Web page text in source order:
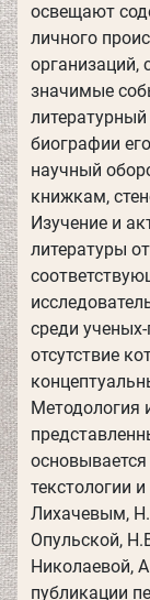
освещают
личного
организаций,
значимые
биографии
научный
книжкам,
Изучение и
литературы
среди
отсутствие
Методология
текстологии
Лихачевым,
Опульской,
Николаевой,
публикации